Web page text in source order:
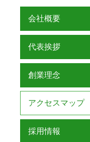
会社概要
代表挨拶
創業理念
アクセスマップ
採用情報